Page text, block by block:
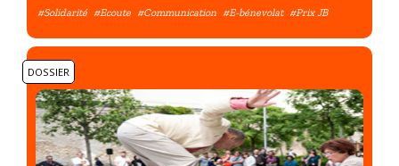
#Solidarité #Ecoute #Communication #E-bénevolat #Prix JB
DOSSIER